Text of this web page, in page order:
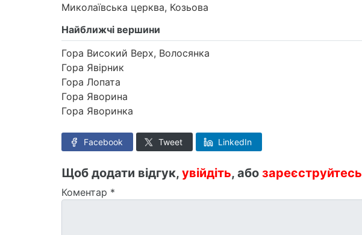
Миколаївська церква, Козьова
Найближчі вершини
Гора Високий Верх, Волосянка
Гора Явірник
Гора Лопата
Гора Яворина
Гора Яворинка
Facebook Tweet LinkedIn
Щоб додати відгук, увійдіть, або зареєструйтесь
Коментар *